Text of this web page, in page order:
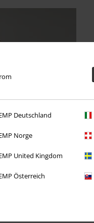
Deutschland
Norge
United Kingdom
Österreich